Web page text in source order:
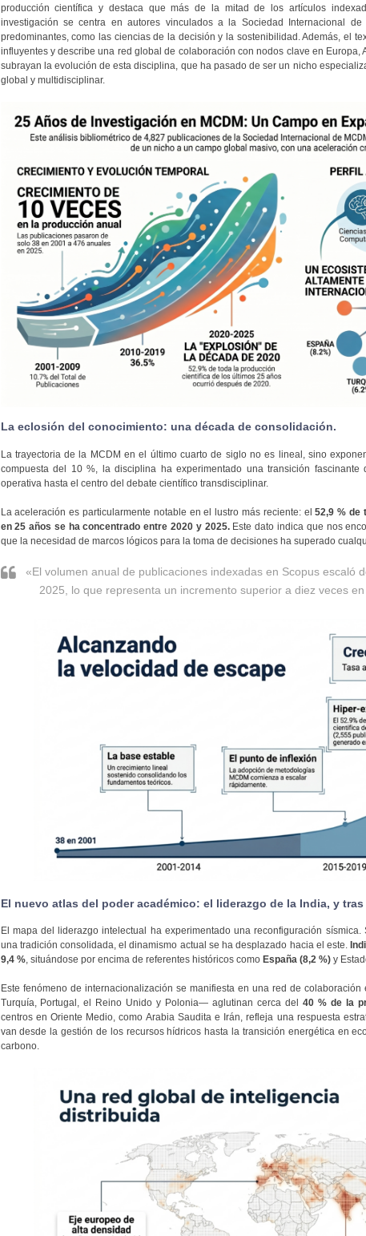
producción científica y destaca que más de la mitad de los artículos
investigación se centra en autores vinculados a la Sociedad Internacional
predominantes, como las ciencias de la decisión y la sostenibilidad. Además, el
influyentes y describe una red global de colaboración con nodos clave en Europa,
subrayan la evolución de esta disciplina, que ha pasado de ser un nicho
global y multidisciplinar.
La eclosión del conocimiento: una década de consolidación.
La trayectoria de la MCDM en el último cuarto de siglo no es lineal, sino
compuesta del 10 %, la disciplina ha experimentado una transición
operativa hasta el centro del debate científico transdisciplinar.
La aceleración es particularmente notable en el lustro más reciente: el52,9 % de
en 25 años se ha concentrado entre 2020 y 2025.Este dato indica que nos
que la necesidad de marcos lógicos para la toma de decisiones ha superado
«El volumen anual de publicaciones indexadas en Scopus escaló
2025, lo que representa un incremento superior a diez veces
El nuevo atlas del poder académico: el liderazgo de la India, y tras
El mapa del liderazgo intelectual ha experimentado una reconfiguración
una tradición consolidada, el dinamismo actual se ha desplazado hacia el este.
9,4 %, situándose por encima de referentes históricos como España (8,2 %)y
Este fenómeno de internacionalización se manifiesta en una red de
Turquía, Portugal, el Reino Unido y Polonia— aglutinan cerca del40 % de la
centros en Oriente Medio, como Arabia Saudita e Irán, refleja una respuesta
van desde la gestión de los recursos hídricos hasta la transición energética en
carbono.